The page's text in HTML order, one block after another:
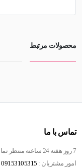
محصولات مرتبط
تماس با ما
7 روز هفته 24 ساعته منتظر تماس شما هستیم.
امور مشتریان : 09153105315